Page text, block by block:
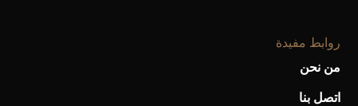
روابط مفيدة
من نحن
اتصل بنا